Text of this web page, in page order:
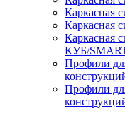
Каркасная
Каркасная
Каркасная
КУБ/
Профили
Профили